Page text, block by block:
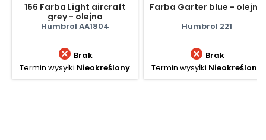
166 Farba Light aircraft
grey - olejna
Humbrol AA1804
 Brak
Termin wysyłki Nieokreślony
Farba Garter blue - olejna
Humbrol 221
 Brak
Termin wysyłki Nieokreślony